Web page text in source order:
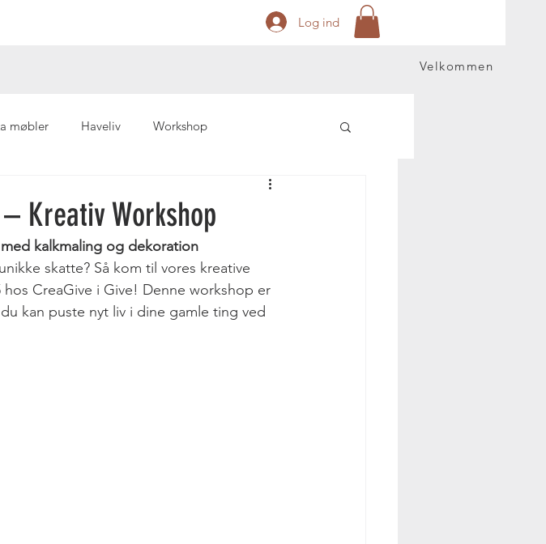
Log ind
Velkommen
møbler Haveliv Workshop
Kreativ Workshop
kalkmaling og dekoration
skatte? Så kom til vores kreative
CreaGive i Give! Denne workshop er
kan puste nyt liv i dine gamle ting ved